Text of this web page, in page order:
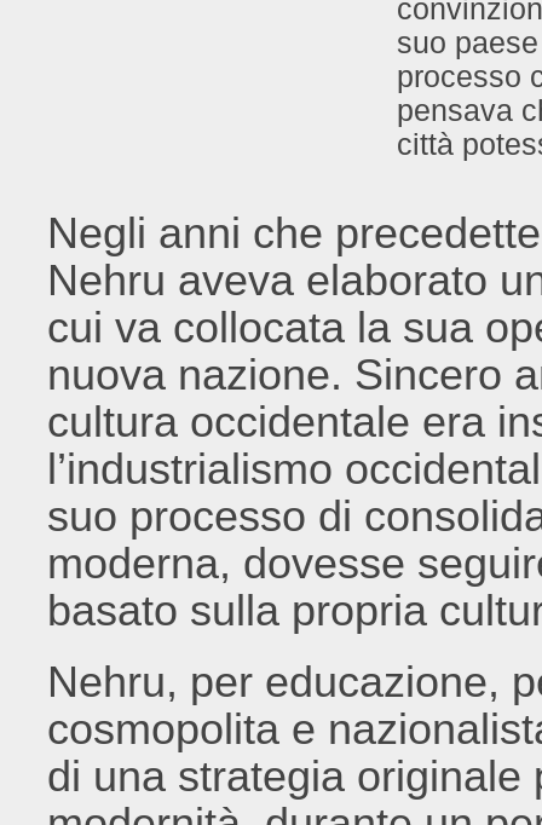
suo
processo
pensava
città
Negli anni che
Nehru aveva elaborato
cui va collocata la sua
nuova nazione. Sincero
cultura occidentale era
l’industrialismo
suo processo di
moderna, dovesse
basato sulla propria
Nehru, per educazione,
cosmopolita e
di una strategia